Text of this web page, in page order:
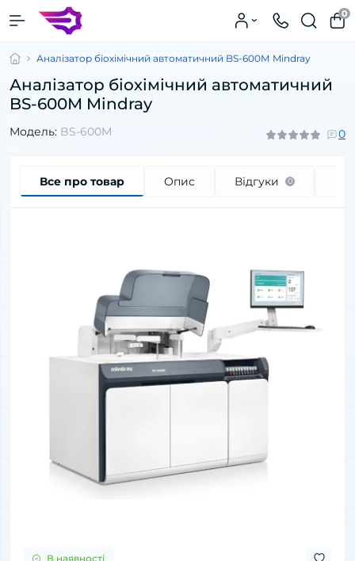
0
Аналізатор біохімічний автоматичний BS-600М Mindray
Аналізатор біохімічний автоматичний
BS-600М Mindray
Модель: BS-600М 0
Все про товар Опис Відгуки 0
В наявності